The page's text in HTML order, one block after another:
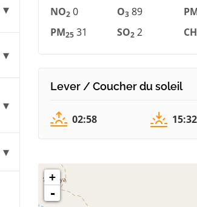
NO2 0 O3 89
PM25 31 SO2 2 CH
Lever / Coucher du soleil
02:58 15:32
+
-